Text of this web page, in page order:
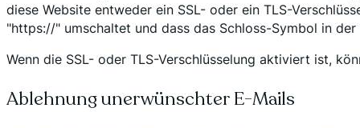
diese Website entweder ein SSL- oder ein TLS-
"https://" umschaltet und dass das Schloss-Symbol in
Wenn die SSL- oder TLS-Verschlüsselung aktiviert ist,
Ablehnung unerwünschter E-Mails